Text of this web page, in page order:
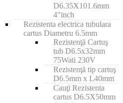
D6.35X101.6mm
4"inch
Rezistenta electrica tubulara
cartus Diametru 6.5mm
Rezistenţă Cartuş
tub D6.5x32mm
75Wati 230V
Rezistenţă tip cartuş
D6.5mm x L40mm
Cauţi Rezistenta
cartus D6.5X50mm